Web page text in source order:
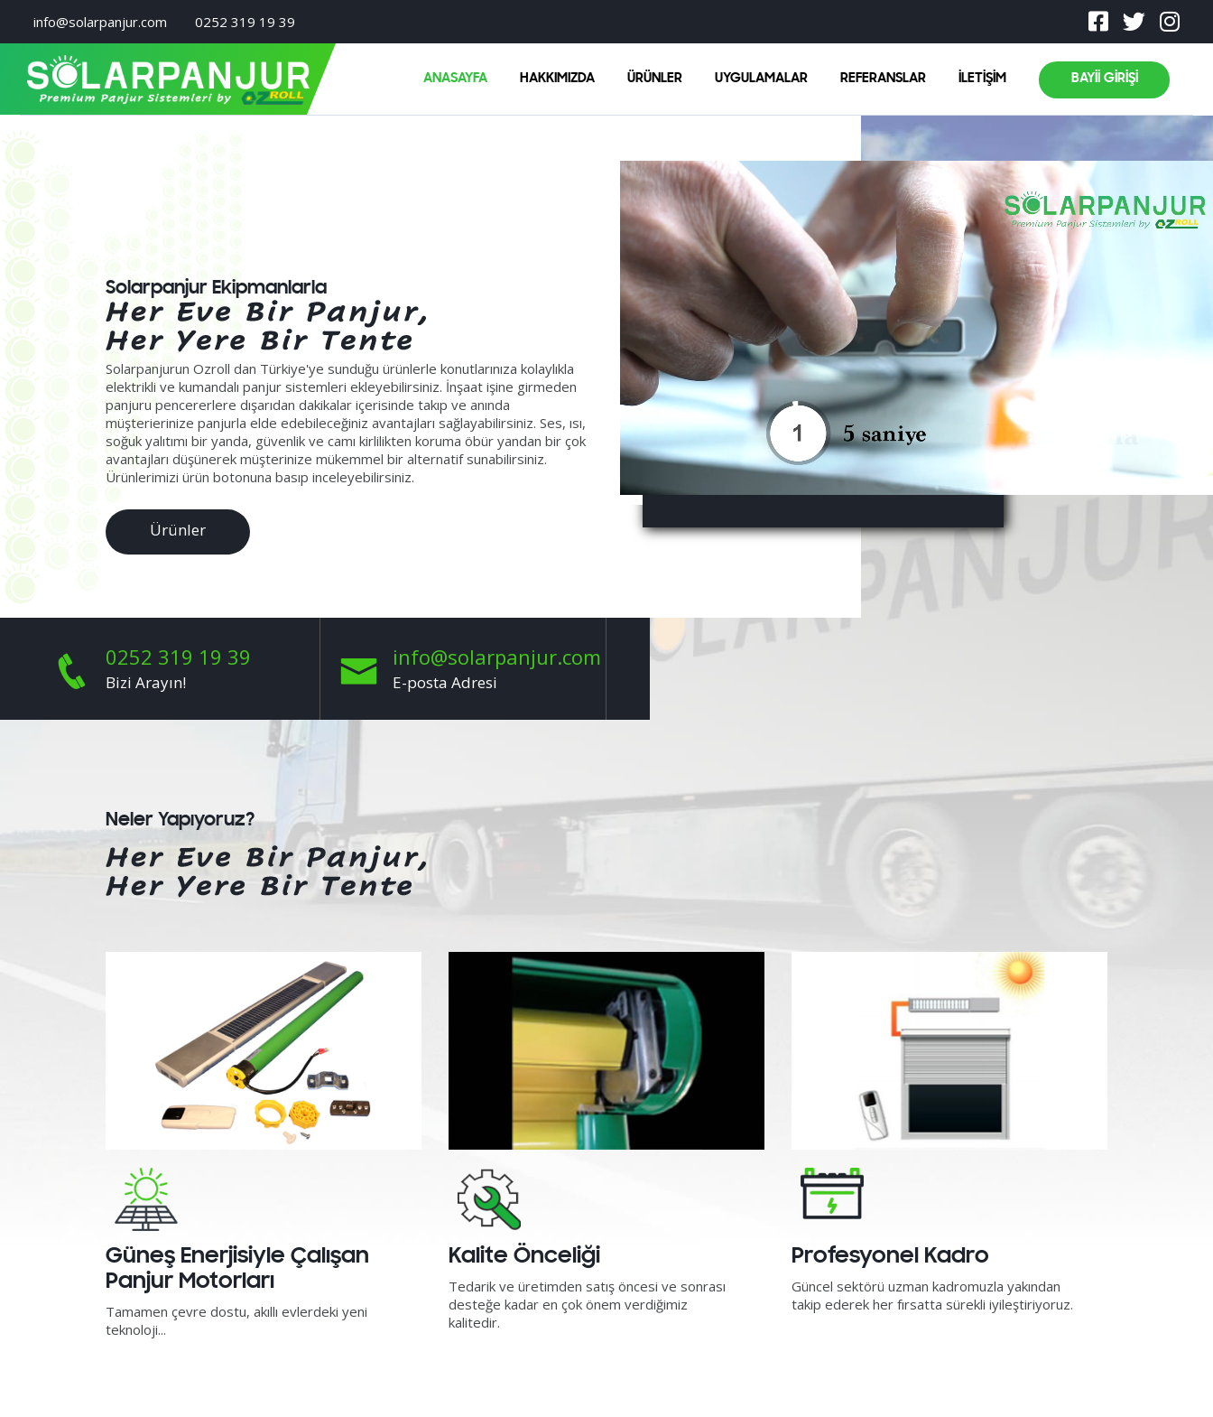
info@solarpanjur.com 0252 319 19 39
ANASAYFA HAKKIMIZDA ÜRÜNLER UYGULAMALAR REFERANSLAR İLETİŞİM BAYİİ GİRİŞİ
Solarpanjur Ekipmanlarla
Solarpanjurun Ozroll dan Türkiye'ye sunduğu ürünlerle konutlarınıza kolaylıkla
elektrikli ve kumandalı panjur sistemleri ekleyebilirsiniz. İnşaat işine girmeden
panjuru pencererlere dışarıdan dakikalar içerisinde takıp ve anında
müşterierinize panjurla elde edebileceğiniz avantajları sağlayabilirsiniz. Ses, ısı,
soğuk yalıtımı bir yanda, güvenlik ve camı kirlilikten koruma öbür yandan bir çok
avantajları düşünerek müşterinize mükemmel bir alternatif sunabilirsiniz.
Ürünlerimizi ürün botonuna basıp inceleyebilirsiniz.
Ürünler
0252 319 19 39
Bizi Arayın!
info@solarpanjur.com
E-posta Adresi
Neler Yapıyoruz?
Güneş Enerjisiyle Çalışan
Panjur Motorları
Tamamen çevre dostu, akıllı evlerdeki yeni
teknoloji...
Kalite Önceliği
Tedarik ve üretimden satış öncesi ve sonrası
desteğe kadar en çok önem verdiğimiz
kalitedir.
Profesyonel Kadro
Güncel sektörü uzman kadromuzla yakından
takip ederek her fırsatta sürekli iyileştiriyoruz.